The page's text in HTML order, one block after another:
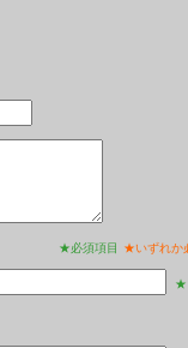
★必須項目 ★いずれか
★